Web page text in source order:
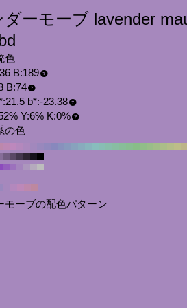
ダーモーブ lavender
色
B:189
B:74
b*:-23.38
Y:6% K:0%
の色
モーブの配色パターン